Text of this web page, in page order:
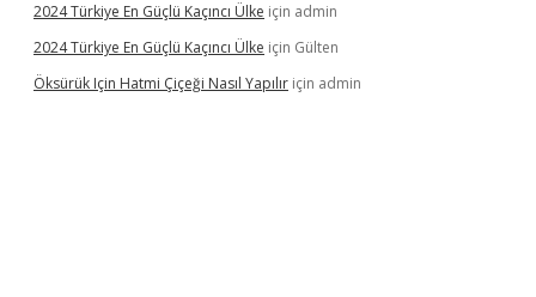
2024 Türkiye En Güçlü Kaçıncı Ülke için admin
2024 Türkiye En Güçlü Kaçıncı Ülke için Gülten
Öksürük Için Hatmi Çiçeği Nasıl Yapılır için admin